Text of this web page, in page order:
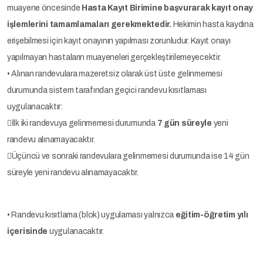
muayene öncesinde Hasta Kayıt Birimine başvurarak kayıt onay
işlemlerini tamamlamaları gerekmektedir. Hekimin hasta kaydına
erişebilmesi için kayıt onayının yapılması zorunludur. Kayıt onayı
yapılmayan hastaların muayeneleri gerçekleştirilemeyecektir.
• Alınan randevulara mazeretsiz olarak üst üste gelinmemesi
durumunda sistem tarafından geçici randevu kısıtlaması
uygulanacaktır:
İlk iki randevuya gelinmemesi durumunda 7 gün süreyle yeni
randevu alınamayacaktır.
Üçüncü ve sonraki randevulara gelinmemesi durumunda ise 14 gün
süreyle yeni randevu alınamayacaktır.
• Randevu kısıtlama (blok) uygulaması yalnızca eğitim-öğretim yılı
içerisinde uygulanacaktır.